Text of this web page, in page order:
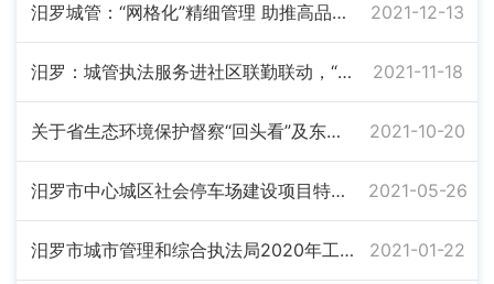
汨罗城管：“网格化”精细管理 助推高品质城市建设 2021-12-13
汨罗：城管执法服务进社区联勤联动，“单兵作战”转向“协同共进” 2021-11-18
关于省生态环境保护督察“回头看”及东洞庭湖生态环境保护专项督察、2021年湖南省生态环境警示片披露、省住建厅生态环境厅湘建成【2020】47号文件通报问题整改完成情况的公示 2021-10-20
汨罗市中心城区社会停车场建设项目特许经营权竞争性谈判成交公告 2021-05-26
汨罗市城市管理和综合执法局2020年工作总结暨2021年工作计划 2021-01-22